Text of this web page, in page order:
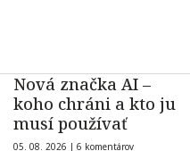
Nová značka AI –
koho chráni a kto ju
musí používať
05. 08. 2026 | 6 komentárov